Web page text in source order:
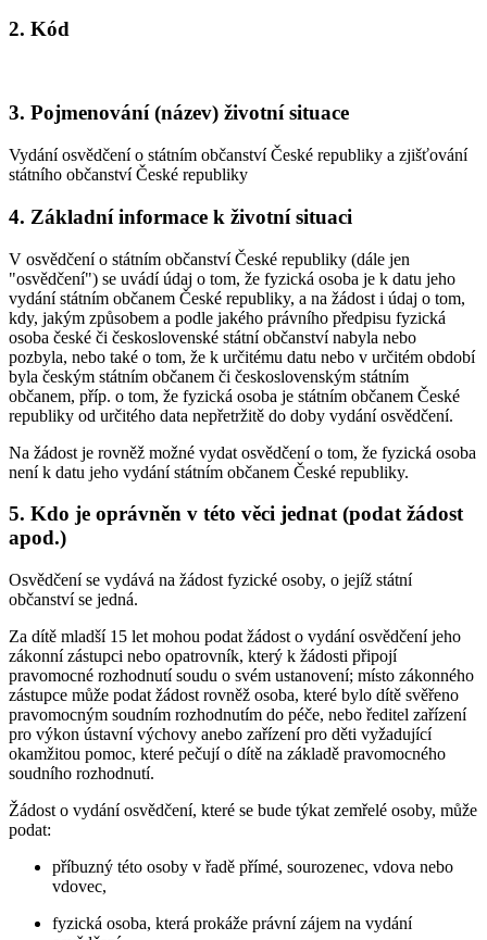
2. Kód
3. Pojmenování (název) životní situace
Vydání osvědčení o státním občanství České republiky a zjišťování
státního občanství České republiky
4. Základní informace k životní situaci
V osvědčení o státním občanství České republiky (dále jen
"osvědčení") se uvádí údaj o tom, že fyzická osoba je k datu jeho
vydání státním občanem České republiky, a na žádost i údaj o tom,
kdy, jakým způsobem a podle jakého právního předpisu fyzická
osoba české či československé státní občanství nabyla nebo
pozbyla, nebo také o tom, že k určitému datu nebo v určitém období
byla českým státním občanem či československým státním
občanem, příp. o tom, že fyzická osoba je státním občanem České
republiky od určitého data nepřetržitě do doby vydání osvědčení.
Na žádost je rovněž možné vydat osvědčení o tom, že fyzická osoba
není k datu jeho vydání státním občanem České republiky.
5. Kdo je oprávněn v této věci jednat (podat žádost
apod.)
Osvědčení se vydává na žádost fyzické osoby, o jejíž státní
občanství se jedná.
Za dítě mladší 15 let mohou podat žádost o vydání osvědčení jeho
zákonní zástupci nebo opatrovník, který k žádosti připojí
pravomocné rozhodnutí soudu o svém ustanovení; místo zákonného
zástupce může podat žádost rovněž osoba, které bylo dítě svěřeno
pravomocným soudním rozhodnutím do péče, nebo ředitel zařízení
pro výkon ústavní výchovy anebo zařízení pro děti vyžadující
okamžitou pomoc, které pečují o dítě na základě pravomocného
soudního rozhodnutí.
Žádost o vydání osvědčení, které se bude týkat zemřelé osoby, může
podat:
příbuzný této osoby v řadě přímé, sourozenec, vdova nebo
vdovec,
fyzická osoba, která prokáže právní zájem na vydání